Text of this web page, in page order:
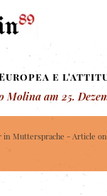
e
Molina am25.
Muttersprache - Article